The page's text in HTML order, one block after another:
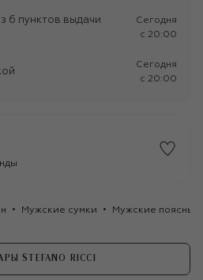
6 пунктов выдачи
Сегодня
c 20:00
Сегодня
c 20:00
Мужские сумки Мужские поясные
STEFANO RICCI